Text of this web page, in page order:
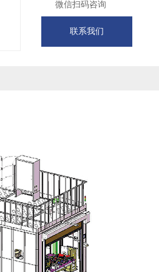
微信扫码咨询
联系我们